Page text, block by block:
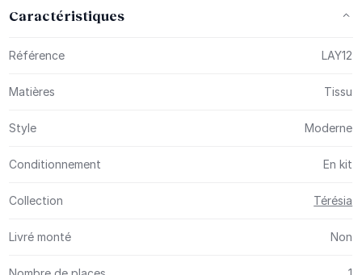
Caractéristiques
Référence LAY12
Matières Tissu
Style Moderne
Conditionnement En kit
Collection Térésia
Livré monté Non